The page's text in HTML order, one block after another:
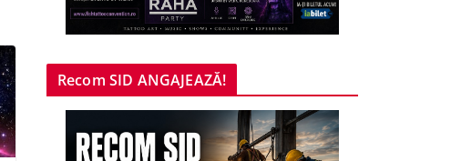
Recom SID ANGAJEAZĂ!